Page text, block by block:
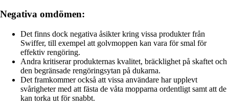
Negativa omdömen:
Det finns dock negativa åsikter kring vissa produkter från
Swiffer, till exempel att golvmoppen kan vara för smal för
effektiv rengöring.
Andra kritiserar produkternas kvalitet, bräcklighet på skaftet och
den begränsade rengöringsytan på dukarna.
Det framkommer också att vissa användare har upplevt
svårigheter med att fästa de våta mopparna ordentligt samt att de
kan torka ut för snabbt.